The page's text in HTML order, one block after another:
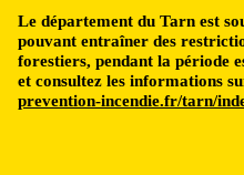
Le département du Tarn est
pouvant entraîner des
forestiers, pendant la période
et consultez les informations
prevention-incendie.fr/tarn/